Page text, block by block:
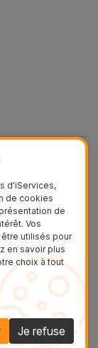
d'iServices,
de cookies
de
Vos
utilisés pour
en savoir plus
choix à tout
Je refuse